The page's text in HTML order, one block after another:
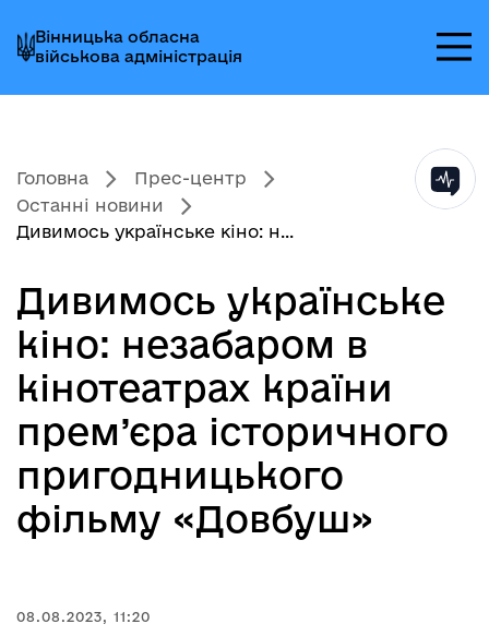
до
головного
меню
до
головного
вмісту
до
головного
колонтитула
Вінницька обласна
військова адміністрація
Головна
Прес-центр
Останні новини
Дивимось українське кіно: н...
Дивимось українське
кіно: незабаром в
кінотеатрах країни
прем’єра історичного
пригодницького
фільму «Довбуш»
08.08.2023, 11:20